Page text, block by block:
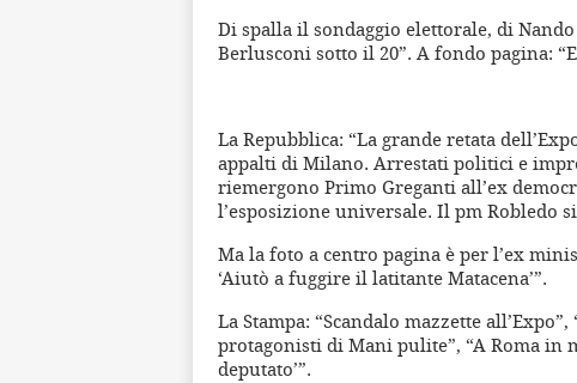
Di spalla il sondaggio elettorale, di
Berlusconi sotto il 20”. A fondo pagina:
La Repubblica: “La grande retata
appalti di Milano. Arrestati politici e
riemergono Primo Greganti all’ex
l’esposizione universale. Il pm Robledo
Ma la foto a centro pagina è per l’ex
‘Aiutò a fuggire il latitante Matacena’”.
La Stampa: “Scandalo mazzette
protagonisti di Mani pulite”, “A Roma in
deputato’”.